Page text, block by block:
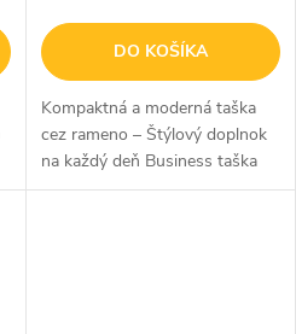
DO KOŠÍKA
Kompaktná a moderná taška
cez rameno – Štýlový doplnok
na každý deň Business taška
Bestway-Business-Pro je